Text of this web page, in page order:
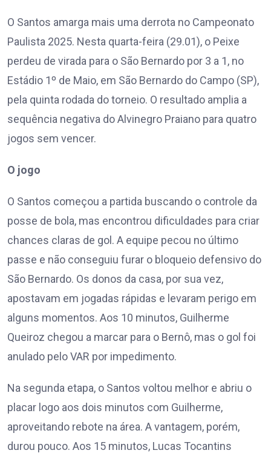
O Santos amarga mais uma derrota no Campeonato
Paulista 2025. Nesta quarta-feira (29.01), o Peixe
perdeu de virada para o São Bernardo por 3 a 1, no
Estádio 1º de Maio, em São Bernardo do Campo (SP),
pela quinta rodada do torneio. O resultado amplia a
sequência negativa do Alvinegro Praiano para quatro
jogos sem vencer.
O jogo
O Santos começou a partida buscando o controle da
posse de bola, mas encontrou dificuldades para criar
chances claras de gol. A equipe pecou no último
passe e não conseguiu furar o bloqueio defensivo do
São Bernardo. Os donos da casa, por sua vez,
apostavam em jogadas rápidas e levaram perigo em
alguns momentos. Aos 10 minutos, Guilherme
Queiroz chegou a marcar para o Bernô, mas o gol foi
anulado pelo VAR por impedimento.
Na segunda etapa, o Santos voltou melhor e abriu o
placar logo aos dois minutos com Guilherme,
aproveitando rebote na área. A vantagem, porém,
durou pouco. Aos 15 minutos, Lucas Tocantins